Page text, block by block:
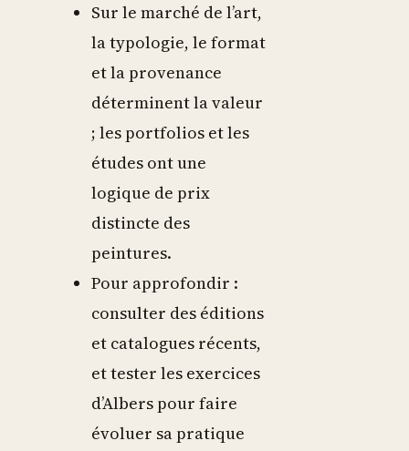
Sur le marché de l’art,
la typologie, le format
et la provenance
déterminent la valeur
; les portfolios et les
études ont une
logique de prix
distincte des
peintures.
Pour approfondir :
consulter des éditions
et catalogues récents,
et tester les exercices
d’Albers pour faire
évoluer sa pratique